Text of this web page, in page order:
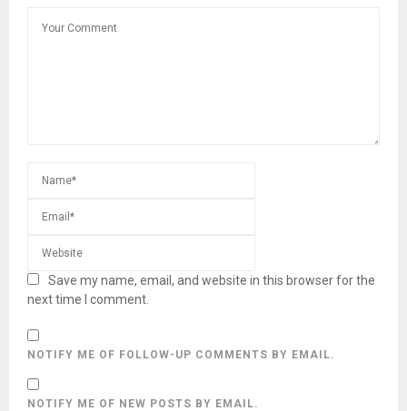
Save my name, email, and website in this browser for the
next time I comment.
NOTIFY ME OF FOLLOW-UP COMMENTS BY EMAIL.
NOTIFY ME OF NEW POSTS BY EMAIL.